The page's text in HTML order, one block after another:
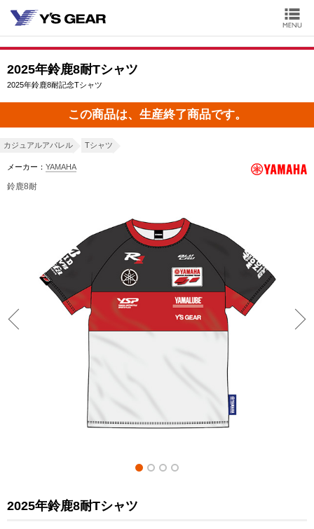
2025年鈴鹿8耐Tシャツ
2025年鈴鹿8耐記念Tシャツ
この商品は、生産終了商品です。
カジュアルアパレル Tシャツ
メーカー： YAMAHA
鈴鹿8耐
2025年鈴鹿8耐Tシャツ